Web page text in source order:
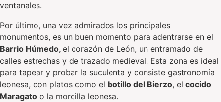
ventanales.
Por último, una vez admirados los principales
monumentos, es un buen momento para adentrarse en el
Barrio Húmedo, el corazón de León, un entramado de
calles estrechas y de trazado medieval. Esta zona es ideal
para tapear y probar la suculenta y consiste gastronomía
leonesa, con platos como el botillo del Bierzo, el cocido
Maragato o la morcilla leonesa.